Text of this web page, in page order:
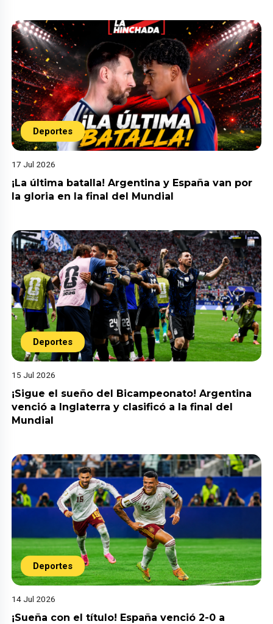
Deportes
17 Jul 2026
¡La última batalla! Argentina y España van por
la gloria en la final del Mundial
Deportes
15 Jul 2026
¡Sigue el sueño del Bicampeonato! Argentina
venció a Inglaterra y clasificó a la final del
Mundial
Deportes
14 Jul 2026
¡Sueña con el título! España venció 2-0 a